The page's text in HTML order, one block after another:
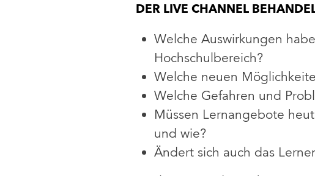
DER LIVE CHANNEL
Welche Auswirkungen
Hochschulbereich?
Welche neuen
Welche Gefahren und
Müssen Lernangebote
und wie?
Ändert sich auch das